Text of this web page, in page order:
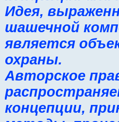
Идея,
шашечной
является
охраны.
Авторское
концепции,